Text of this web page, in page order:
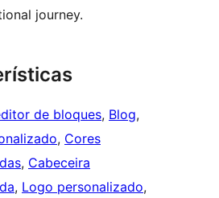
journey.
de bloques, Blog
, Cores
, Cabeceira
, Logo personalizado